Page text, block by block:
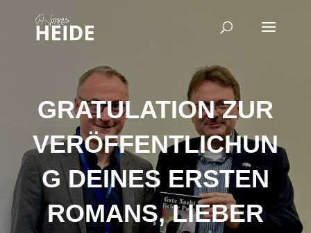
GRATULATION ZUR
VERÖFFENTLICHUN
G DEINES ERSTEN
ROMANS, LIEBER